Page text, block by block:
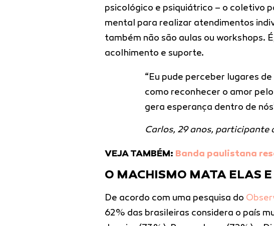
psicológico e psiquiátrico – o coletivo
mental para realizar atendimentos
também não são aulas ou workshops.
acolhimento e suporte.
“Eu pude perceber lugares
como reconhecer o amor
gera esperança dentro de
Carlos, 29 anos, participante
VEJA TAMBÉM: Banda paulistana
O MACHISMO MATA ELAS E
De acordo com uma pesquisa do
62% das brasileiras considera o país